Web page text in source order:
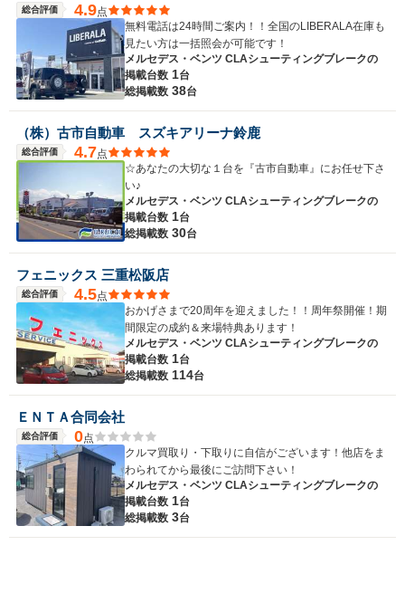
総合評価 4.9点
無料電話は24時間ご案内！！全国のLIBERALA在庫も
見たい方は一括照会が可能です！
メルセデス・ベンツ CLAシューティングブレークの
掲載台数 1台
総掲載数 38台
（株）古市自動車 スズキアリーナ鈴鹿
総合評価 4.7点
☆あなたの大切な１台を『古市自動車』にお任せ下さ
い♪
メルセデス・ベンツ CLAシューティングブレークの
掲載台数 1台
総掲載数 30台
フェニックス 三重松阪店
総合評価 4.5点
おかげさまで20周年を迎えました！！周年祭開催！期
間限定の成約＆来場特典あります！
メルセデス・ベンツ CLAシューティングブレークの
掲載台数 1台
総掲載数 114台
ＥＮＴＡ合同会社
総合評価 0点
クルマ買取り・下取りに自信がございます！他店をま
わられてから最後にご訪問下さい！
メルセデス・ベンツ CLAシューティングブレークの
掲載台数 1台
総掲載数 3台